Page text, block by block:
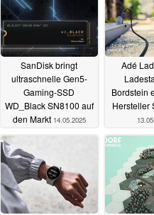
SanDisk bringt
ultraschnelle Gen5-
Gaming-SSD
WD_Black SN8100 auf
den Markt 14.05.2025
Adé
Bordstein
Hersteller